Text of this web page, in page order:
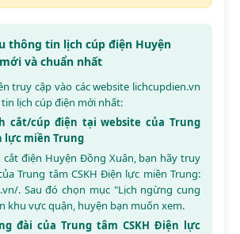
thông tin lịch cúp điện Huyện
và chuẩn nhất
truy cập vào các website lichcupdien.vn
lịch cúp điện mới nhất:
cắt/cúp điện tại website của Trung
lực miền Trung
điện Huyện Đồng Xuân, bạn hãy truy
Trung tâm CSKH Điện lực miền Trung:
. Sau đó chọn mục "Lịch ngừng cung
khu vực quận, huyện bạn muốn xem.
đài của Trung tâm CSKH Điện lực